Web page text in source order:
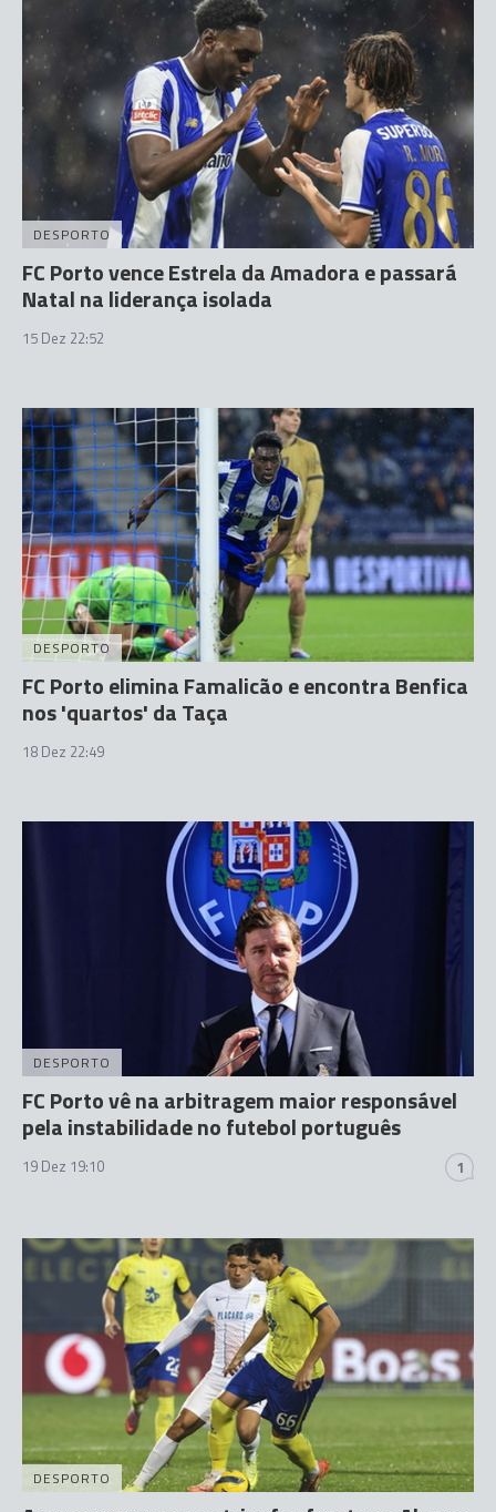
DESPORTO
FC Porto vence Estrela da Amadora e passará
Natal na liderança isolada
15 Dez 22:52
DESPORTO
FC Porto elimina Famalicão e encontra Benfica
nos 'quartos' da Taça
18 Dez 22:49
DESPORTO
FC Porto vê na arbitragem maior responsável
pela instabilidade no futebol português
19 Dez 19:10 1
DESPORTO